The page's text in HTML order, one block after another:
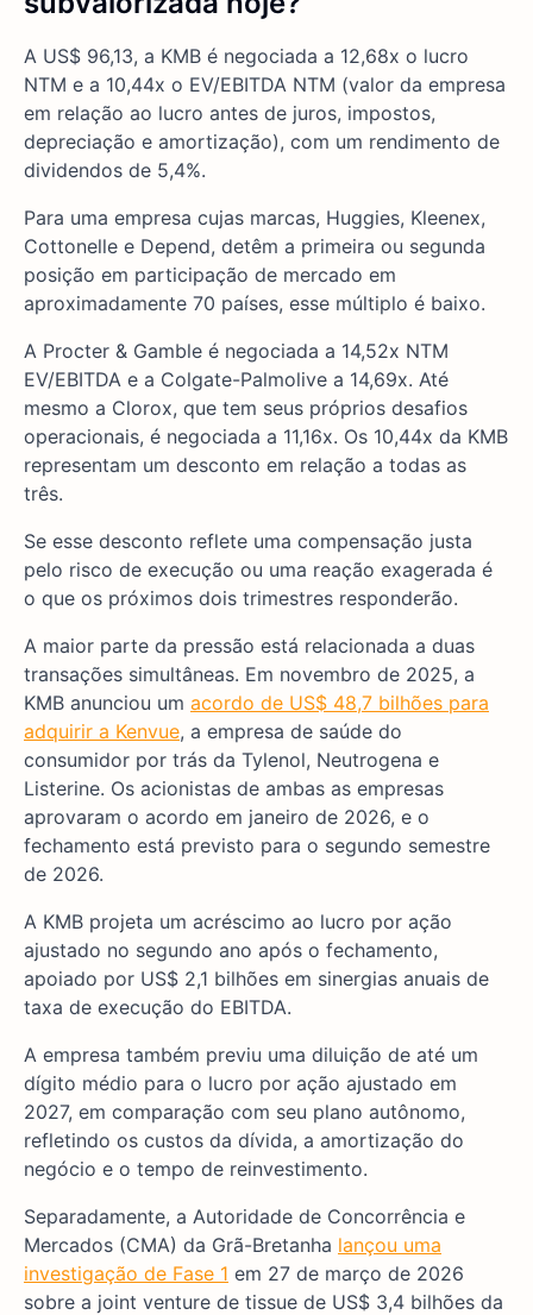
A US$ 96,13, a KMB é negociada a 12,68x o lucro
NTM e a 10,44x o EV/EBITDA NTM (valor da empresa
em relação ao lucro antes de juros, impostos,
depreciação e amortização), com um rendimento de
dividendos de 5,4%.
Para uma empresa cujas marcas, Huggies, Kleenex,
Cottonelle e Depend, detêm a primeira ou segunda
posição em participação de mercado em
aproximadamente 70 países, esse múltiplo é baixo.
A Procter & Gamble é negociada a 14,52x NTM
EV/EBITDA e a Colgate-Palmolive a 14,69x. Até
mesmo a Clorox, que tem seus próprios desafios
operacionais, é negociada a 11,16x. Os 10,44x da KMB
representam um desconto em relação a todas as
três.
Se esse desconto reflete uma compensação justa
pelo risco de execução ou uma reação exagerada é
o que os próximos dois trimestres responderão.
A maior parte da pressão está relacionada a duas
transações simultâneas. Em novembro de 2025, a
KMB anunciou um acordo de US$ 48,7 bilhões para
adquirir a Kenvue, a empresa de saúde do
consumidor por trás da Tylenol, Neutrogena e
Listerine. Os acionistas de ambas as empresas
aprovaram o acordo em janeiro de 2026, e o
fechamento está previsto para o segundo semestre
de 2026.
A KMB projeta um acréscimo ao lucro por ação
ajustado no segundo ano após o fechamento,
apoiado por US$ 2,1 bilhões em sinergias anuais de
taxa de execução do EBITDA.
A empresa também previu uma diluição de até um
dígito médio para o lucro por ação ajustado em
2027, em comparação com seu plano autônomo,
refletindo os custos da dívida, a amortização do
negócio e o tempo de reinvestimento.
Separadamente, a Autoridade de Concorrência e
Mercados (CMA) da Grã-Bretanha lançou uma
investigação de Fase 1 em 27 de março de 2026
sobre a joint venture de tissue de US$ 3,4 bilhões da